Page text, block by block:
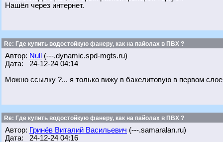
Нашёл через интернет.
Re: Где купить водостойкую фанеру, как на пайолах в ПВХ ?
Автор: Null
(---.dynamic.spd-mgts.ru)
Дата: 24-12-24 04:14
Можно ссылку ?... я только вижу в бакелитовую в первом
Re: Где купить водостойкую фанеру, как на пайолах в ПВХ ?
Автор: Гринёв Виталий Васильевич (---.samaralan.ru)
Дата: 24-12-24 04:16